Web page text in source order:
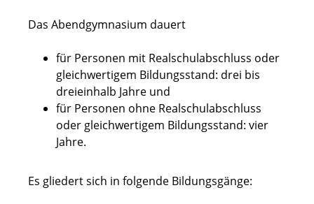
Das Abendgymnasium dauert
für Personen mit Realschulabschluss oder
gleichwertigem Bildungsstand: drei bis
dreieinhalb Jahre und
für Personen ohne Realschulabschluss
oder gleichwertigem Bildungsstand: vier
Jahre.
Es gliedert sich in folgende Bildungsgänge: